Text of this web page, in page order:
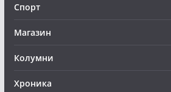
Спорт
Магазин
Колумни
Хроника